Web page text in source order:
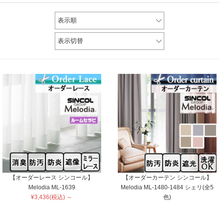
表示順
表示切替
【オーダーレース シンコール】
Melodia ML-1639
¥3,436(税込) ～
【オーダーカーテン シンコール】
Melodia ML-1480-1484 シェリ(全5
色)